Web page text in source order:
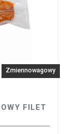
Zmiennowagowy
FILET